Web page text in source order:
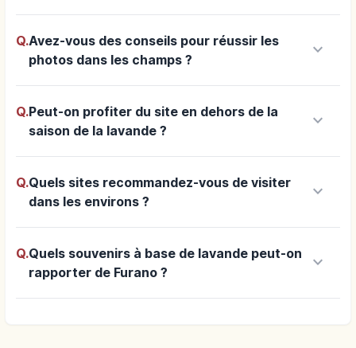
Q.Avez-vous des conseils pour réussir les
photos dans les champs ?
keyboard_arrow_down
Q.Peut-on profiter du site en dehors de la
saison de la lavande ?
keyboard_arrow_down
Q.Quels sites recommandez-vous de visiter
dans les environs ?
keyboard_arrow_down
Q.Quels souvenirs à base de lavande peut-on
rapporter de Furano ?
keyboard_arrow_down